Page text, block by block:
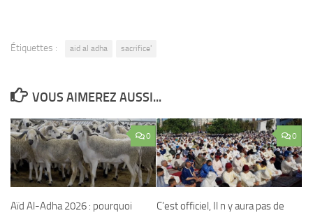
Étiquettes : aid al adha sacrifice'
VOUS AIMEREZ AUSSI...
0
Aïd Al-Adha 2026 : pourquoi
0
C’est officiel, Il n y aura pas de